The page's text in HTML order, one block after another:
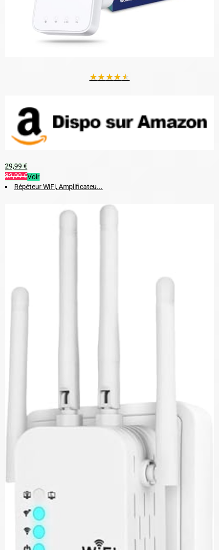
★★★★★
29,99 €
32,99 €Voir
Répéteur WiFi, Amplificateu...